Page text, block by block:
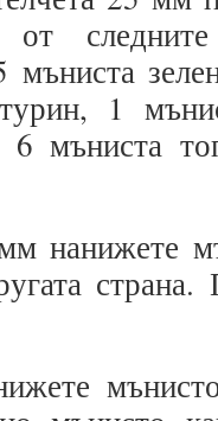
следните
мъниста
1
6 мъниста
нанижете
страна.